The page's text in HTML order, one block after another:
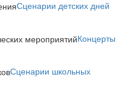
Сценарии детских дней
Концерты
Сценарии школьных